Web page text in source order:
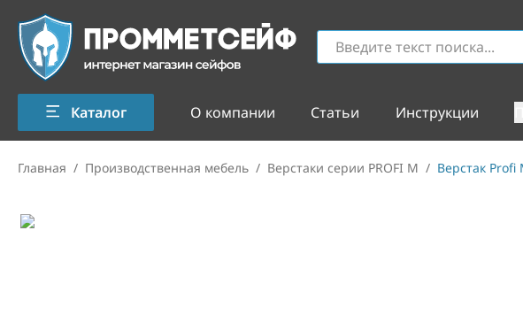
Каталог О компании Статьи Инструкции
Главная / Производственная мебель / Верстаки серии PROFI M / Верстак Profi